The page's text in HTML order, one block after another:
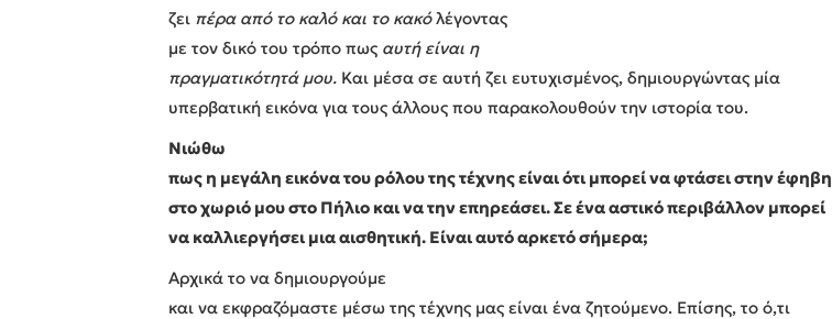
ζει πέρα από το καλό και το κακόλέγοντας
με τον δικό του τρόπο πως αυτή είναι η
πραγματικότητά μου. Και μέσα σε αυτή ζει ευτυχισμένος, δημιουργώντας μία
υπερβατική εικόνα για τους άλλους που παρακολουθούν την ιστορία του.
Νιώθω
πως η μεγάλη εικόνα του ρόλου της τέχνης είναι ότι μπορεί να φτάσει στην έφηβη
στο χωριό μου στο Πήλιο και να την επηρεάσει. Σε ένα αστικό περιβάλλον μπορεί
να καλλιεργήσει μια αισθητική. Είναι αυτό αρκετό σήμερα;
Αρχικά το να δημιουργούμε
και να εκφραζόμαστε μέσω της τέχνης μας είναι ένα ζητούμενο. Επίσης, το ό,τι